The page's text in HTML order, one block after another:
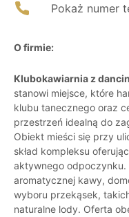
Pokaż numer
O firmie:
Klubokawiarnia z
stanowi miejsce, które
klubu tanecznego oraz
przestrzeń idealną do
Obiekt mieści się przy
skład kompleksu
aktywnego odpoczynku.
aromatycznej kawy,
wyboru przekąsek,
naturalne lody. Oferta